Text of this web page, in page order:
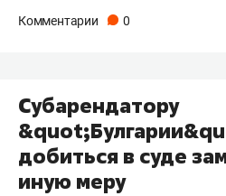
Комментарии 0
Субарендатору
добиться в суде
иную меру